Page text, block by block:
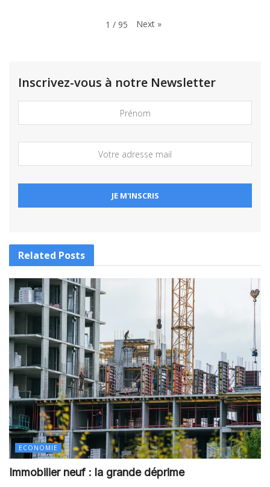
1 / 95 Next »
Inscrivez-vous à notre Newsletter
Related Posts
ECONOMIE
Immobilier neuf : la grande déprime